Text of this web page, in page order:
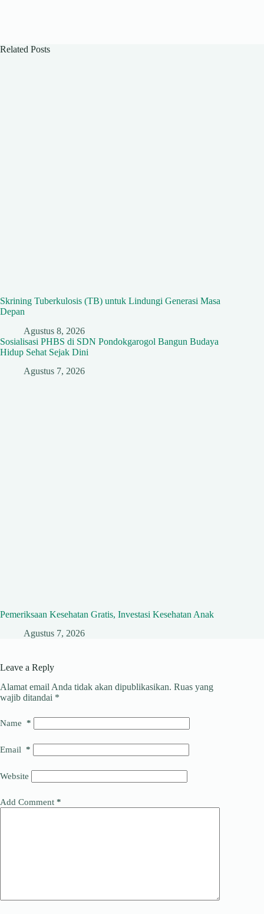
Related Posts
Skrining Tuberkulosis (TB) untuk Lindungi Generasi Masa
Depan
Agustus 8, 2026
Sosialisasi PHBS di SDN Pondokgarogol Bangun Budaya
Hidup Sehat Sejak Dini
Agustus 7, 2026
Pemeriksaan Kesehatan Gratis, Investasi Kesehatan Anak
Agustus 7, 2026
Leave a Reply
Alamat email Anda tidak akan dipublikasikan. Ruas yang
wajib ditandai *
Name *
Email *
Website
Add Comment *